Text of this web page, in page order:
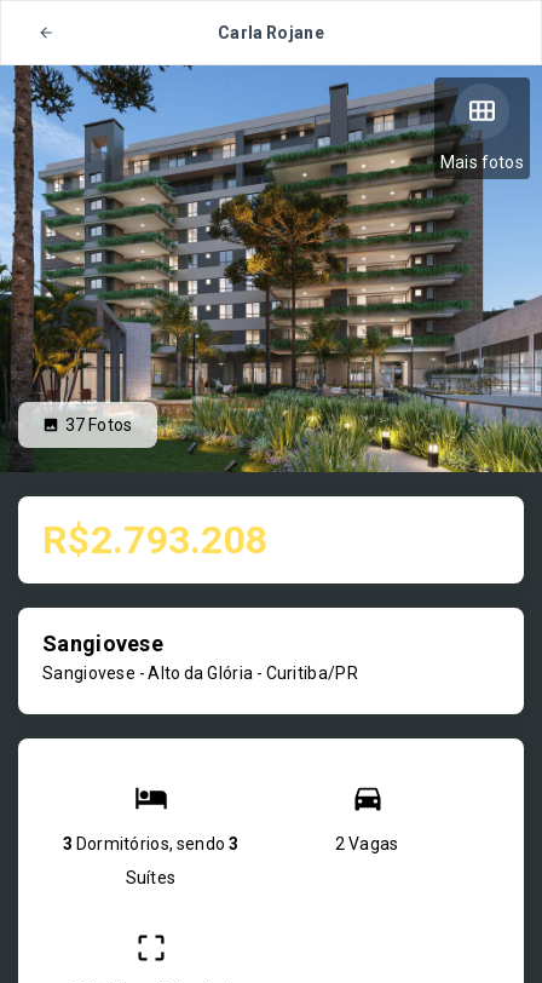
Carla Rojane
Mais fotos
37 Fotos
R$2.793.208
Sangiovese
Sangiovese -Alto da Glória - Curitiba/PR
3 Dormitórios, sendo 3
Suítes
2 Vagas